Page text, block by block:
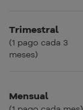
Trimestral
(1 pago cada 3
meses)
Mensual
$30.750 COP
$35.250 COP